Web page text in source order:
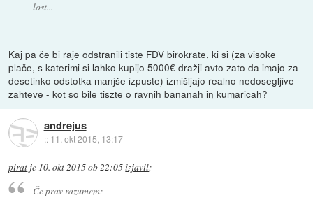
lost...
Kaj pa če bi raje odstranili tiste FDV birokrate, ki si (za visoke
plače, s katerimi si lahko kupijo 5000€ dražji avto zato da imajo za
desetinko odstotka manjše izpuste) izmišljajo realno nedosegljive
zahteve - kot so bile tiszte o ravnih bananah in kumaricah?
andrejus
:: 11. okt 2015, 13:17
pirat je 10. okt 2015 ob 22:05izjavil:
Če prav razumem: